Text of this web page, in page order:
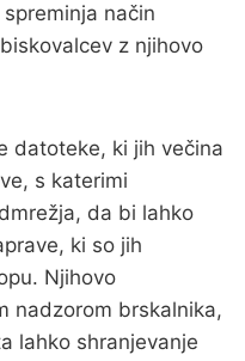
način
z njihovo
datoteke, ki jih večina
s katerimi
da bi lahko
ki so jih
Njihovo
nadzorom brskalnika,
lahko shranjevanje